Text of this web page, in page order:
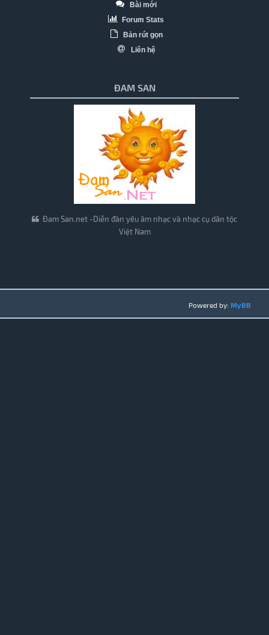
Bài mới
Forum Stats
Bản rút gọn
Liên hệ
ĐAM SAN
Đam San.net -Diễn đàn yêu âm nhạc và nhạc cụ dân tộc
Việt Nam
Powered by: MyBB